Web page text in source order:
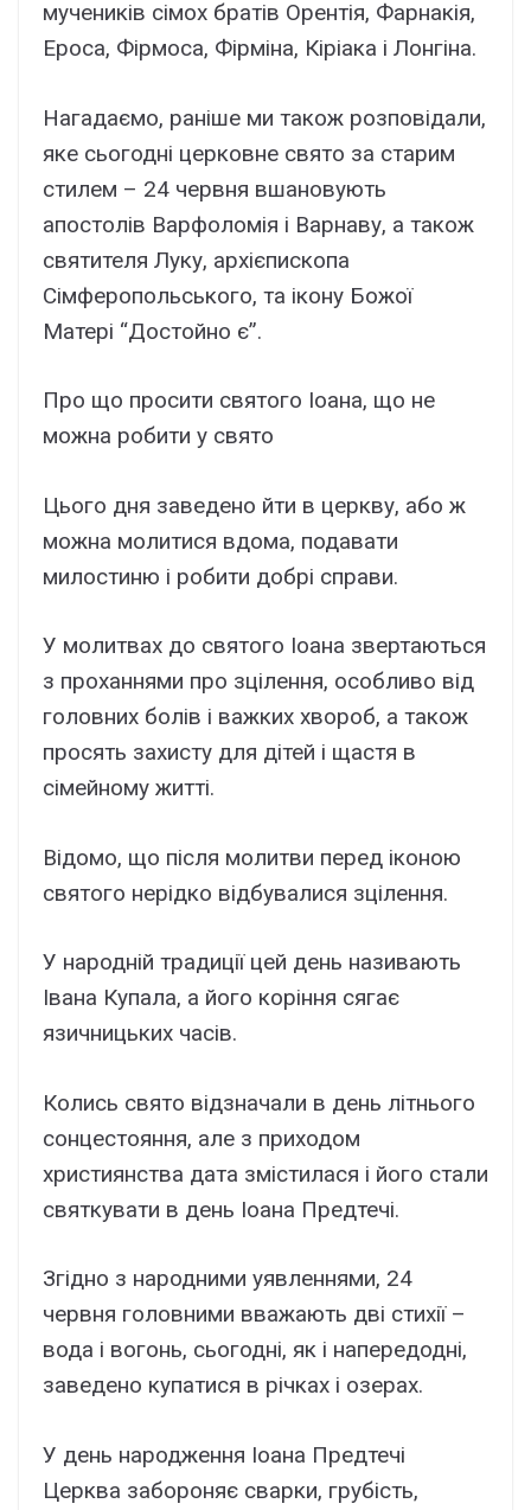
мучеників сімох братів Орентія, Фарнакія,
Ероса, Фірмоса, Фірміна, Кіріака і Лонгіна.
Нагадаємо, раніше ми також розповідали,
яке сьогодні церковне свято за старим
стилем – 24 червня вшановують
апостолів Варфоломія і Варнаву, а також
святителя Луку, архієпископа
Сімферопольського, та ікону Божої
Матері “Достойно є”.
Про що просити святого Іоана, що не
можна робити у свято
Цього дня заведено йти в церкву, або ж
можна молитися вдома, подавати
милостиню і робити добрі справи.
У молитвах до святого Іоана звертаються
з проханнями про зцілення, особливо від
головних болів і важких хвороб, а також
просять захисту для дітей і щастя в
сімейному житті.
Відомо, що після молитви перед іконою
святого нерідко відбувалися зцілення.
У народній традиції цей день називають
Івана Купала, а його коріння сягає
язичницьких часів.
Колись свято відзначали в день літнього
сонцестояння, але з приходом
християнства дата змістилася і його стали
святкувати в день Іоана Предтечі.
Згідно з народними уявленнями, 24
червня головними вважають дві стихії –
вода і вогонь, сьогодні, як і напередодні,
заведено купатися в річках і озерах.
У день народження Іоана Предтечі
Церква забороняє сварки, грубість,